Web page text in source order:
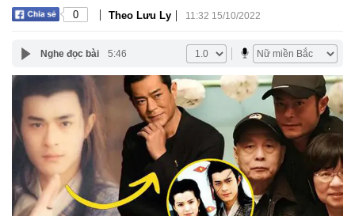
0 | Theo Lưu Ly | 11:32 15/10/2022
Nghe đọc bài 5:46